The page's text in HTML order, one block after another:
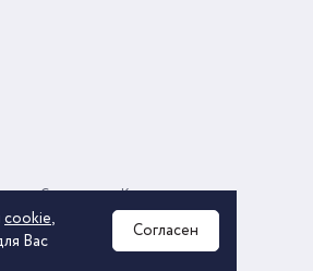
ГРУПП» «Торговая компания»
Соглашение
персональных данных
Контакты
cookie,
Вас
Согласен